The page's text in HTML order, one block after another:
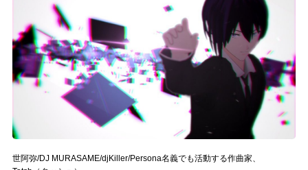
お問い合わせ
記事リクエスト
ログイン
muevoクラウドファンディング
muevoコミュニティ
世阿弥/DJ MURASAME/djKiller/Persona名義でも活動する作曲家、